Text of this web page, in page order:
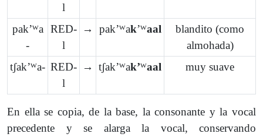
l
pakʼᵂa
-
RED-
l
→ pakʼᵂakʼᵂaal
blandito (como
almohada)
tʃakʼᵂa- RED-
l
→ tʃakʼᵂakʼᵂaal muy suave
En ella se copia, de la base, la consonante y la vocal
precedente y se alarga la vocal, conservando